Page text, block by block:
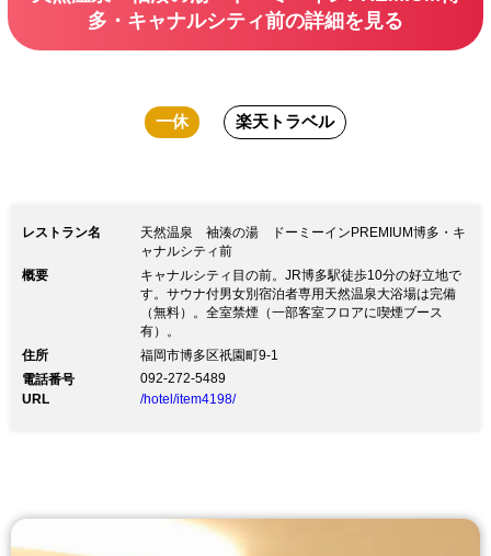
多・キャナルシティ前の詳細を見る
一休 楽天トラベル
レストラン名
天然温泉 袖湊の湯 ドーミーインPREMIUM博多・キ
ャナルシティ前
概要
キャナルシティ目の前。JR博多駅徒歩10分の好立地で
す。サウナ付男女別宿泊者専用天然温泉大浴場は完備
（無料）。全室禁煙（一部客室フロアに喫煙ブース
有）。
住所
福岡市博多区祇園町9-1
電話番号
092-272-5489
URL
/hotel/item4198/